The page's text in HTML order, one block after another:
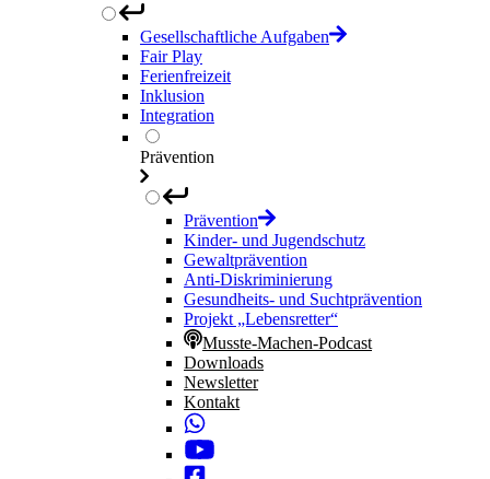
Gesellschaftliche Aufgaben
Fair Play
Ferienfreizeit
Inklusion
Integration
Prävention
Prävention
Kinder- und Jugendschutz
Gewaltprävention
Anti-Diskriminierung
Gesundheits- und Suchtprävention
Projekt „Lebensretter“
Musste-Machen-Podcast
Downloads
Newsletter
Kontakt